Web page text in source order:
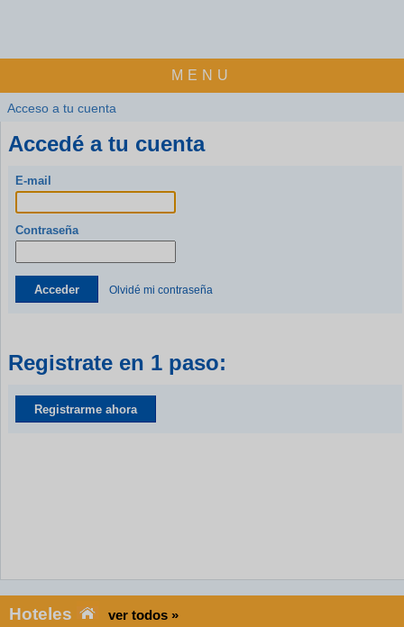
MENU
Acceso a tu cuenta
Accedé a tu cuenta
E-mail
Contraseña
Acceder Olvidé mi contraseña
Registrate en 1 paso:
Registrarme ahora
Hoteles
ver todos »